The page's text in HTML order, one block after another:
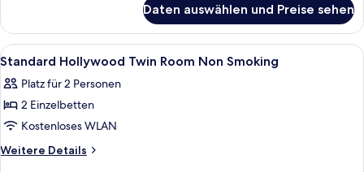
anzeigen
Double
Room
Non
Daten auswählen und Preise sehen
Alle
Fotos
für
Standard
Hollywood
Twin
Ein Hotelzimmer mit zwei Betten,
3
Standard Hollywood Twin Room Non Smoking
Platz für 2 Personen
2 Einzelbetten
Kostenloses WLAN
Weitere Details
Weitere